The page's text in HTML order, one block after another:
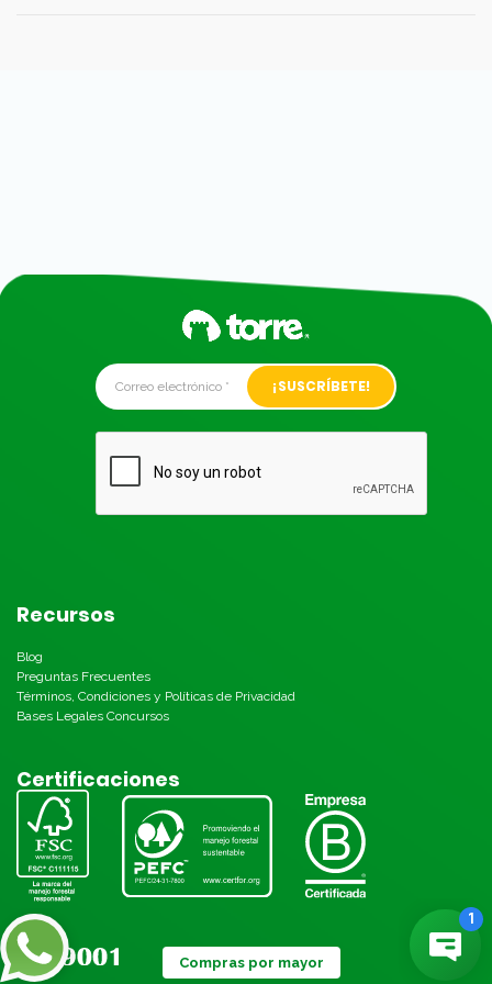
Alternative:
Recursos
Blog
Preguntas Frecuentes
Términos, Condiciones y Políticas de Privacidad
Bases Legales Concursos
Certificaciones
Compras por mayor